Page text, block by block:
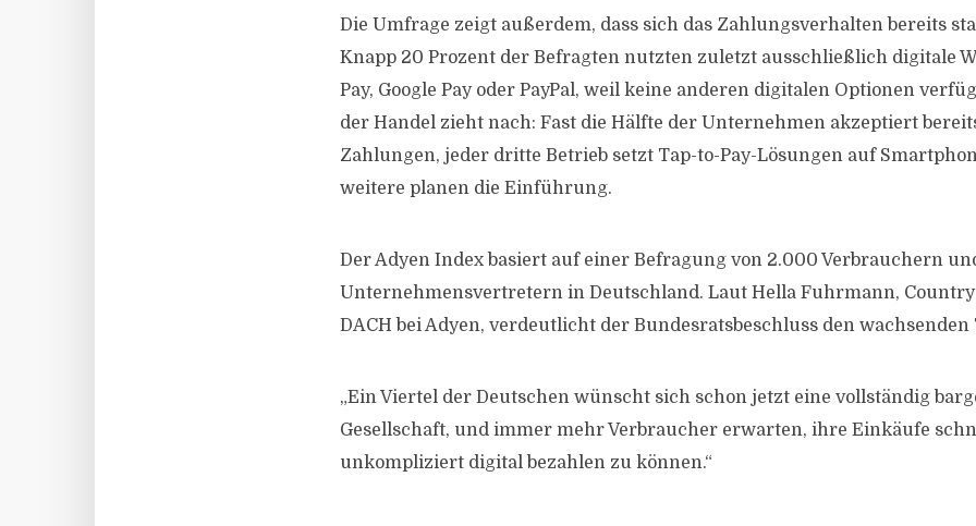
Die Umfrage zeigt außerdem, dass sich das Zahlungsverhalten bereits
Knapp 20 Prozent der Befragten nutzten zuletzt ausschließlich digitale
Pay, Google Pay oder PayPal, weil keine anderen digitalen Optionen
der Handel zieht nach: Fast die Hälfte der Unternehmen akzeptiert
Zahlungen, jeder dritte Betrieb setzt Tap-to-Pay-Lösungen auf
weitere planen die Einführung.
Der Adyen Index basiert auf einer Befragung von 2.000 Verbrauchern
Unternehmensvertretern in Deutschland. Laut Hella Fuhrmann,
DACH bei Adyen, verdeutlicht der Bundesratsbeschluss den wachsenden
„Ein Viertel der Deutschen wünscht sich schon jetzt eine vollständig
Gesellschaft, und immer mehr Verbraucher erwarten, ihre Einkäufe
unkompliziert digital bezahlen zu können.“